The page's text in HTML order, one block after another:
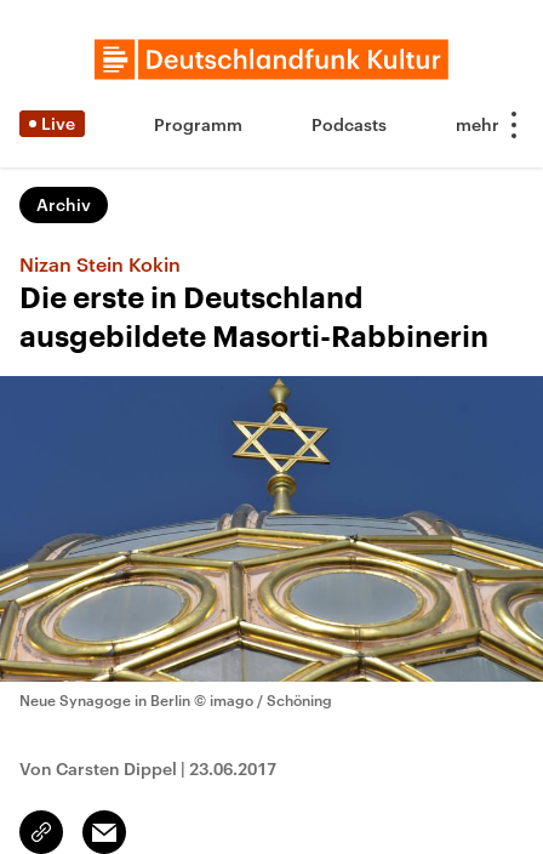
Live Programm Podcasts
Archiv
Nizan Stein Kokin
Die erste in Deutschland
ausgebildete Masorti-Rabbinerin
Neue Synagoge in Berlin © imago / Schöning
Von Carsten Dippel | 23.06.2017
Link
kopieren/teilen
Email